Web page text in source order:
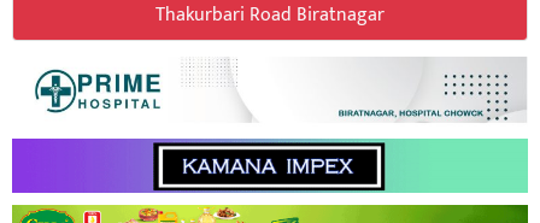
Thakurbari Road Biratnagar